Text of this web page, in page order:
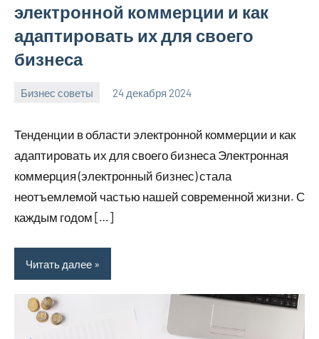
электронной коммерции и как
адаптировать их для своего
бизнеса
Бизнес советы 24 декабря 2024
Тенденции в области электронной коммерции и как
адаптировать их для своего бизнеса Электронная
коммерция (электронный бизнес) стала
неотъемлемой частью нашей современной жизни. С
каждым годом […]
Читать далее